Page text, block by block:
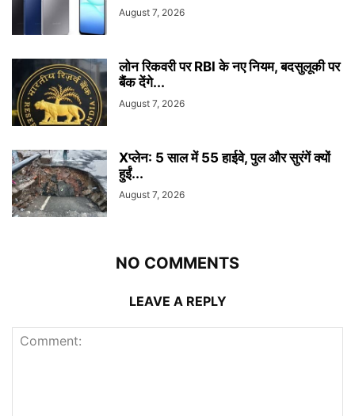
August 7, 2026
लोन रिकवरी पर RBI के नए नियम, बदसुलूकी पर
बैंक देंगे...
August 7, 2026
Xप्लेन: 5 साल में 55 हाईवे, पुल और सुरंगें क्यों
हुईं...
August 7, 2026
NO COMMENTS
LEAVE A REPLY